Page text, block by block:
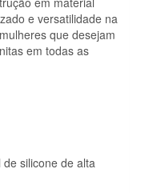
e versatilidade na
que desejam
em todas as
silicone de alta